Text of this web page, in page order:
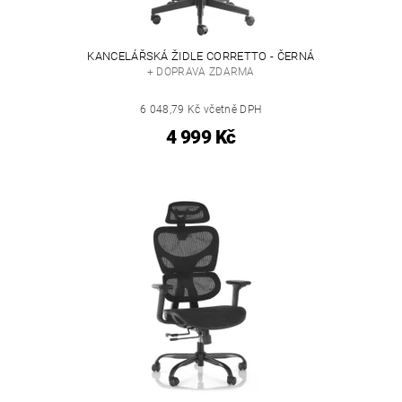
KANCELÁŘSKÁ ŽIDLE CORRETTO - ČERNÁ
+ DOPRAVA ZDARMA
6 048,79 Kč včetně DPH
4 999 Kč